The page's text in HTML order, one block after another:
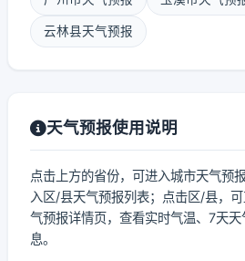
云林县天气预报
天气预报使用说明
点击上方的省份，可进入城市天气预
入区/县天气预报列表；点击区/县，
气预报详情页，查看实时气温、7天
息。